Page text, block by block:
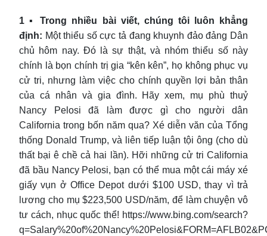
1 ▪ Trong nhiều bài viết, chúng tôi luôn khẳng
định: Một thiểu số cực tả đang khuynh đảo đảng Dân
chủ hôm nay. Đó là sự thật, và nhóm thiểu số này
chính là bọn chính trị gia “kên kên”, họ không phục vụ
cử tri, nhưng làm việc cho chính quyền lợi bản thân
của cá nhân và gia đình. Hãy xem, mụ phù thuỷ
Nancy Pelosi đã làm được gì cho người dân
California trong bốn năm qua? Xé diễn văn của Tổng
thống Donald Trump, và liên tiếp luận tội ông (cho dù
thất bại ê chề cả hai lần). Hỡi những cử tri California
đã bầu Nancy Pelosi, bạn có thể mua một cái máy xé
giấy vụn ở Office Depot dưới $100 USD, thay vì trả
lương cho mụ $223,500 USD/năm, để làm chuyện vô
tư cách, nhục quốc thể! https://www.bing.com/search?